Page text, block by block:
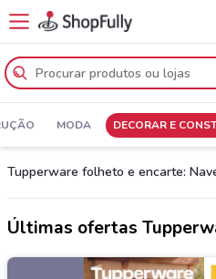
MODA DECORAR E
Tupperware folheto e encarte:
Últimas ofertas